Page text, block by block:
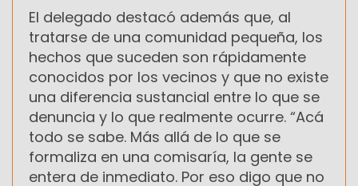
El delegado destacó además que, al
tratarse de una comunidad pequeña, los
hechos que suceden son rápidamente
conocidos por los vecinos y que no existe
una diferencia sustancial entre lo que se
denuncia y lo que realmente ocurre. “Acá
todo se sabe. Más allá de lo que se
formaliza en una comisaría, la gente se
entera de inmediato. Por eso digo que no